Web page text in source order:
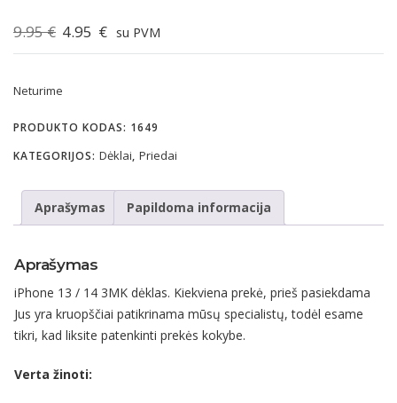
9.95€ Original
price
4.95 € Current
price
su PVM
Neturime
PRODUKTO KODAS: 1649
KATEGORIJOS: Dėklai, Priedai
Aprašymas Papildoma informacija
Aprašymas
iPhone 13 / 14 3MK dėklas. Kiekviena prekė, prieš pasiekdama
Jus yra kruopščiai patikrinama mūsų specialistų, todėl esame
tikri, kad liksite patenkinti prekės kokybe.
Verta žinoti: